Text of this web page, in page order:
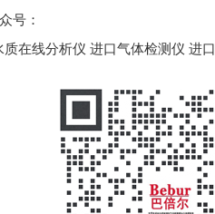
号：
质在线分析仪 进口气体检测仪 进